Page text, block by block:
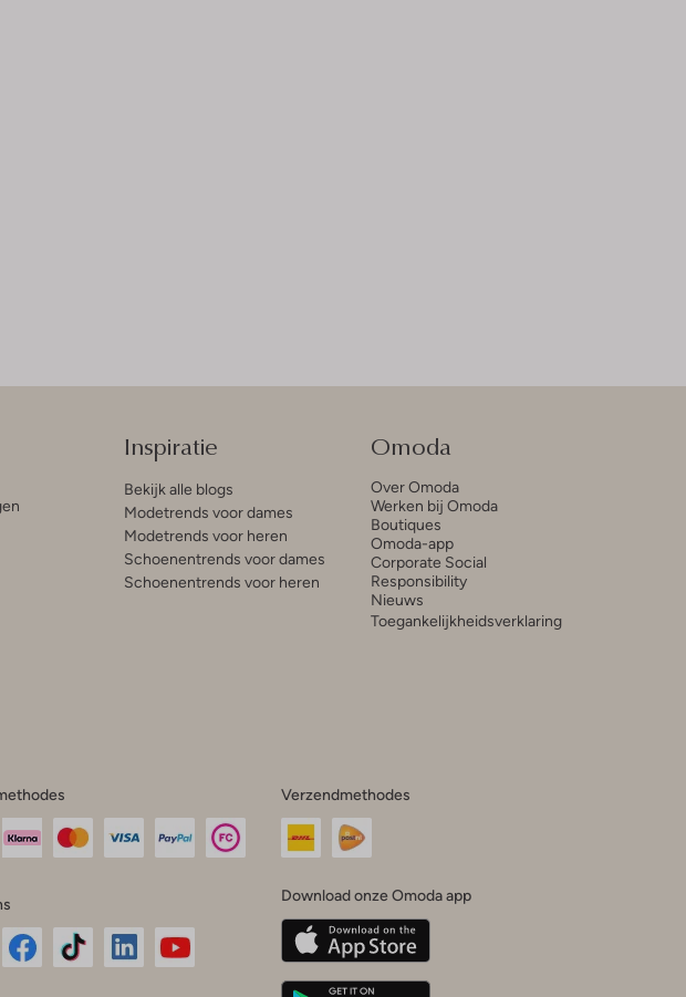
Inspiratie
Bekijk alle blogs
Modetrends voor dames
Modetrends voor heren
Schoenentrends voor dames
Schoenentrends voor heren
Omoda
Over Omoda
Werken bij Omoda
Boutiques
Omoda-app
Corporate Social
Responsibility
Nieuws
Toegankelijkheidsverklaring
Verzendmethodes
Download onze Omoda app